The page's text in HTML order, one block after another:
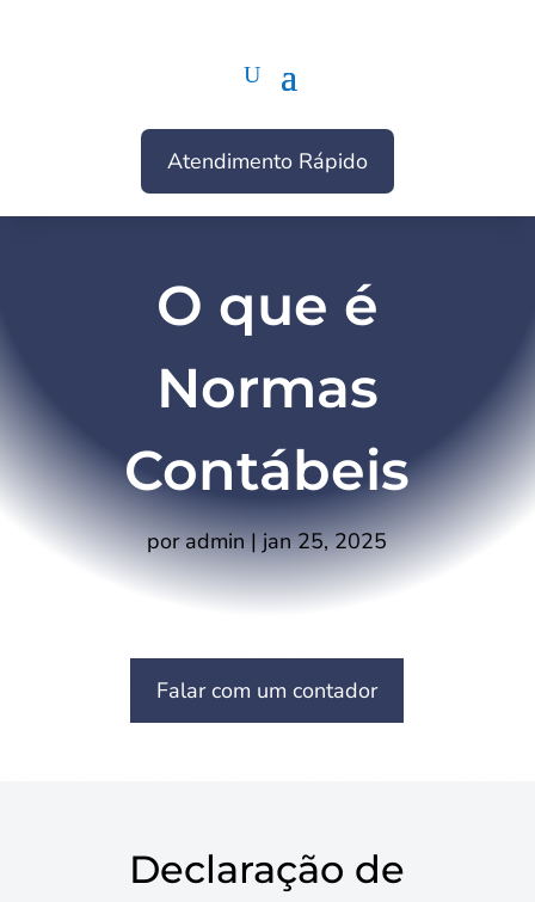
Atendimento Rápido
O que é
Normas
Contábeis
poradmin|jan 25, 2025
Falar com um contador
Declaração de